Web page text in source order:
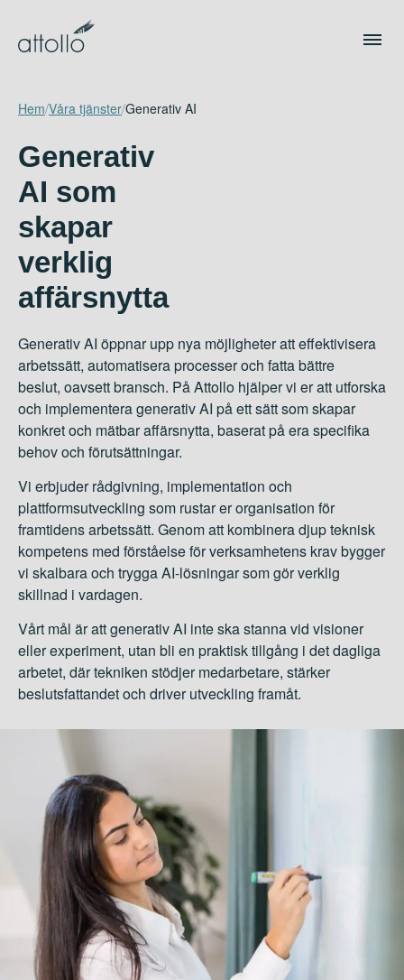
Hem/Våra tjänster/Generativ AI
Generativ
AI som
skapar
verklig
affärsnytta
Generativ AI öppnar upp nya möjligheter att effektivisera
arbetssätt, automatisera processer och fatta bättre
beslut, oavsett bransch. På Attollo hjälper vi er att utforska
och implementera generativ AI på ett sätt som skapar
konkret och mätbar affärsnytta, baserat på era specifika
behov och förutsättningar.
Vi erbjuder rådgivning, implementation och
plattformsutveckling som rustar er organisation för
framtidens arbetssätt. Genom att kombinera djup teknisk
kompetens med förståelse för verksamhetens krav bygger
vi skalbara och trygga AI-lösningar som gör verklig
skillnad i vardagen.
Vårt mål är att generativ AI inte ska stanna vid visioner
eller experiment, utan bli en praktisk tillgång i det dagliga
arbetet, där tekniken stödjer medarbetare, stärker
beslutsfattandet och driver utveckling framåt.